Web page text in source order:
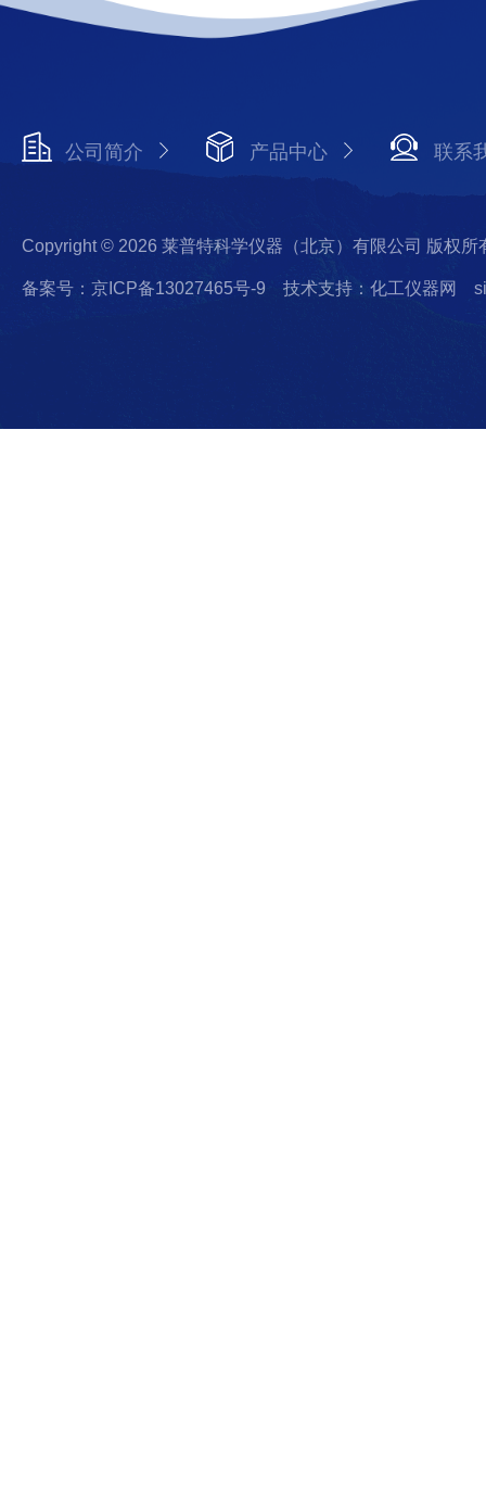
公司简介 产品中心 联系
Copyright © 2026 莱普特科学仪器（北京）有限公司 版权所
备案号：京ICP备13027465号-9 技术支持：化工仪器网